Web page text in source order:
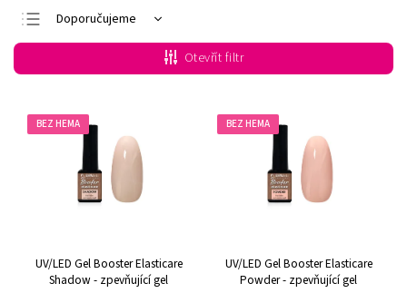
Doporučujeme
Nejlevnější
Nejdražší
Abecedně
Otevřít filtr
BEZ HEMA
UV/LED Gel Booster Elasticare
Shadow - zpevňující gel
BEZ HEMA
UV/LED Gel Booster Elasticare
Powder - zpevňující gel